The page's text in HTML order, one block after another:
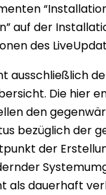
auf der
des
ausschließlich
Die hier
den
bezüglich der
der
als dauerhaft